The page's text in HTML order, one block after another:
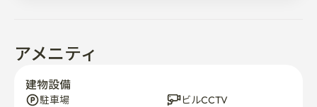
アメニティ
建物設備
駐車場 ビルCCTV